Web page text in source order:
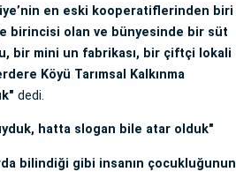
en eski kooperatiflerinden biri
birincisi olan ve bünyesinde bir süt
bir mini un fabrikası, bir çiftçi lokali
Köyü Tarımsal Kalkınma
dedi.
hatta slogan bile atar olduk"
bilindiği gibi insanın çocukluğunun